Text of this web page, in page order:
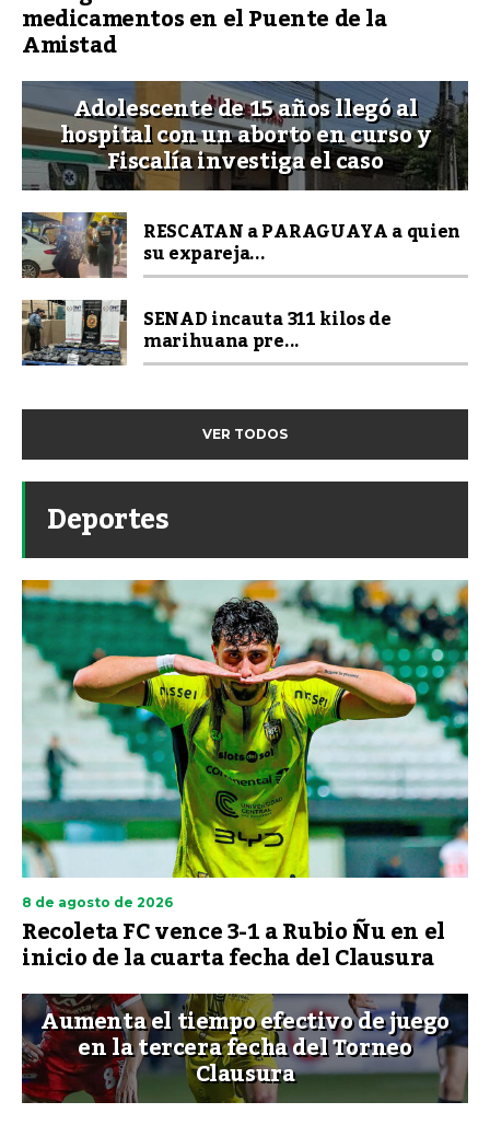
medicamentos en el Puente de la
Amistad
Adolescente de 15 años llegó al
hospital con un aborto en curso y
Fiscalía investiga el caso
RESCATAN a PARAGUAYA a quien
su expareja...
SENAD incauta 311 kilos de
marihuana pre...
VER TODOS
Deportes
8 de agosto de 2026
Recoleta FC vence 3-1 a Rubio Ñu en el
inicio de la cuarta fecha del Clausura
Aumenta el tiempo efectivo de juego
en la tercera fecha del Torneo
Clausura